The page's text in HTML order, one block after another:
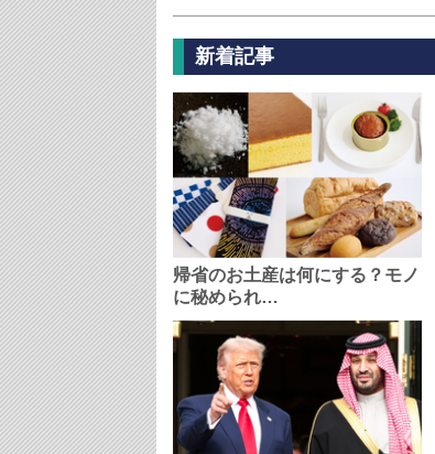
新着記事
帰省のお土産は何にする？モノ
に秘められ…